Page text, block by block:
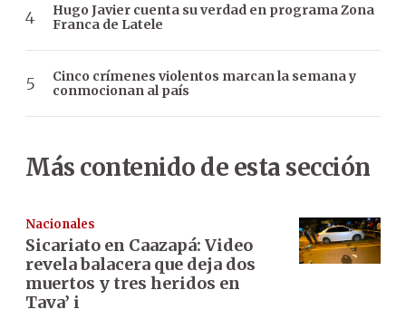
Hugo Javier cuenta su verdad en programa Zona
Franca de Latele
Cinco crímenes violentos marcan la semana y
conmocionan al país
Más contenido de esta sección
Nacionales
Sicariato en Caazapá: Video
revela balacera que deja dos
muertos y tres heridos en
Tava’ i